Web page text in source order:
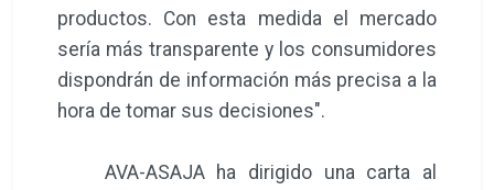
productos. Con esta medida el mercado
sería más transparente y los consumidores
dispondrán de información más precisa a la
hora de tomar sus decisiones".
AVA-ASAJA ha dirigido una carta al